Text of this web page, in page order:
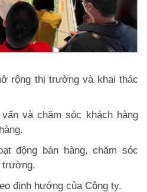
rộng thị trường và khai thác
và chăm sóc khách hàng
động bán hàng, chăm sóc
trường.
định hướng của Công ty.